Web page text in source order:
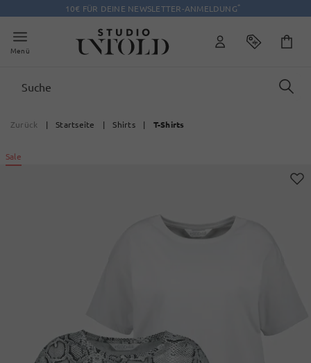
10€ FÜR DEINE NEWSLETTER-ANMELDUNG*
Menü
Zurück | Startseite | Shirts | T-Shirts
Sale